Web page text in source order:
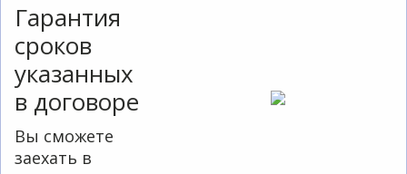
Гарантия
сроков
указанных
в договоре
Вы сможете
заехать в